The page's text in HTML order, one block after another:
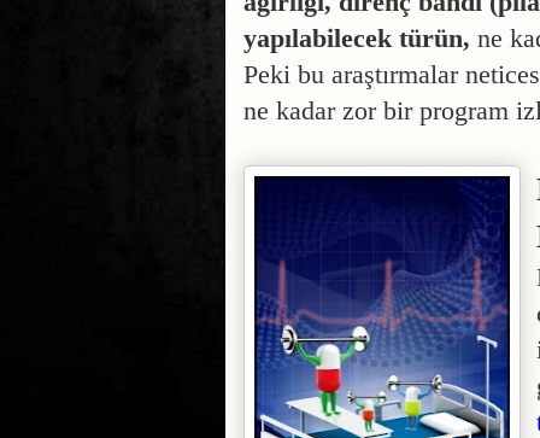
yapılabilecek türün, ne
Peki bu araştırmalar
ne kadar zor bir program